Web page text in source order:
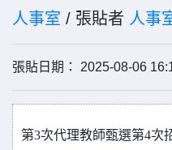
人事室 / 張貼者 人事
張貼日期： 2025-08-06
第3次代理教師甄選第4次